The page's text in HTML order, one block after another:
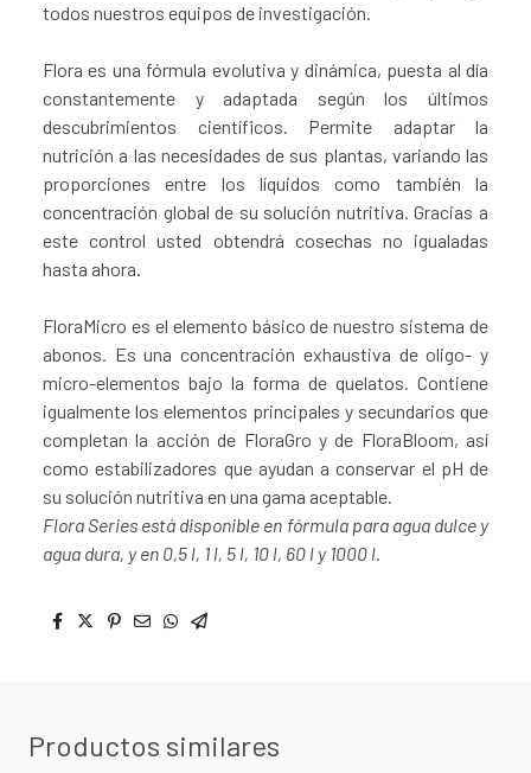
todos nuestros equipos de investigación.
Flora es una fórmula evolutiva y dinámica, puesta al día
constantemente y adaptada según los últimos
descubrimientos científicos. Permite adaptar la
nutrición a las necesidades de sus plantas, variando las
proporciones entre los líquidos como también la
concentración global de su solución nutritiva. Gracias a
este control usted obtendrá cosechas no igualadas
hasta ahora.
FloraMicro es el elemento básico de nuestro sistema de
abonos. Es una concentración exhaustiva de oligo- y
micro-elementos bajo la forma de quelatos. Contiene
igualmente los elementos principales y secundarios que
completan la acción de FloraGro y de FloraBloom, así
como estabilizadores que ayudan a conservar el pH de
su solución nutritiva en una gama aceptable.
Flora Series está disponible en fórmula para agua dulce y
agua dura, y en 0,5 l, 1 l, 5 l, 10 l, 60 l y 1000 l.
Productos similares